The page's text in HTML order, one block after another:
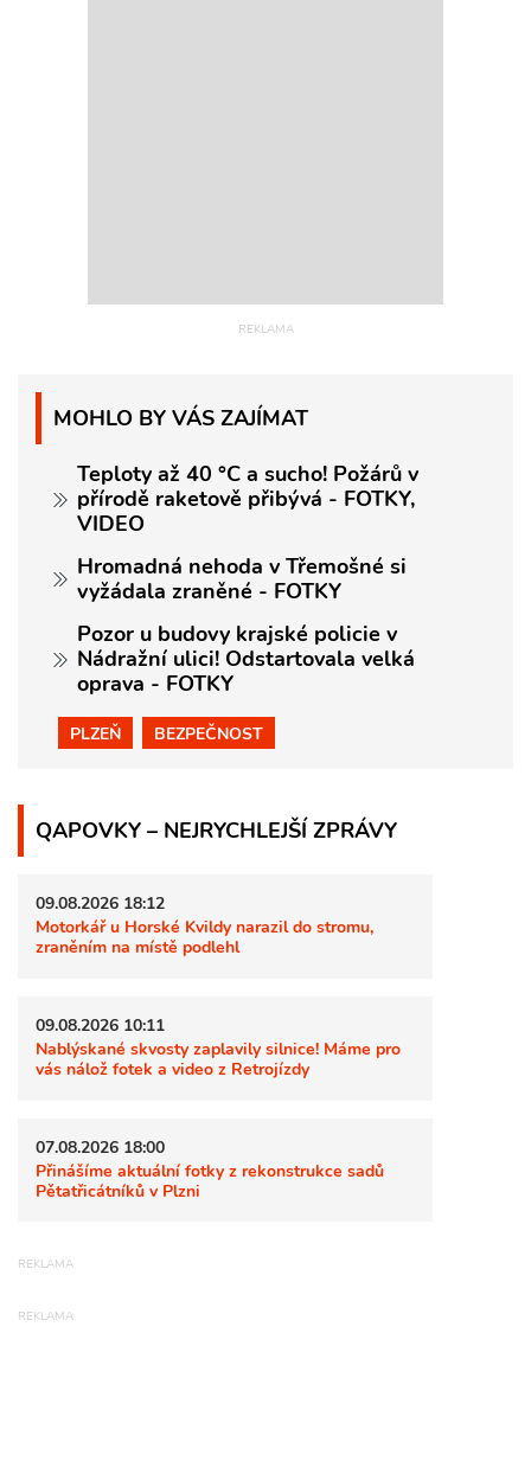
MOHLO BY VÁS ZAJÍMAT
Teploty až 40 °C a sucho! Požárů v
přírodě raketově přibývá - FOTKY,
VIDEO
Hromadná nehoda v Třemošné si
vyžádala zraněné - FOTKY
Pozor u budovy krajské policie v
Nádražní ulici! Odstartovala velká
oprava - FOTKY
PLZEŇ BEZPEČNOST
QAPOVKY – NEJRYCHLEJŠÍ ZPRÁVY
09.08.2026 18:12
Motorkář u Horské Kvildy narazil do stromu,
zraněním na místě podlehl
09.08.2026 10:11
Nablýskané skvosty zaplavily silnice! Máme pro
vás nálož fotek a video z Retrojízdy
07.08.2026 18:00
Přinášíme aktuální fotky z rekonstrukce sadů
Pětatřicátníků v Plzni